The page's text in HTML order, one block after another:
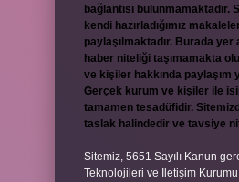
bağlantısı bulunmamaktadır.
kendi hazırladığımız
paylaşılmaktadır. Burada
haber niteliği taşımamakta
ve kişiler hakkında paylaşım
Gerçek kurum ve kişiler ile
tamamen tesadüfidir.
taslak halindedir ve tavsiye
Sitemiz, 5651 Sayılı Kanun
Teknolojileri ve İletişim Kurumu